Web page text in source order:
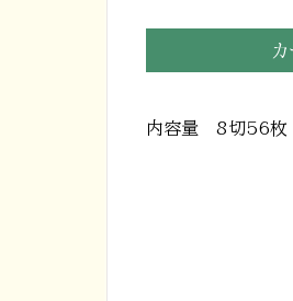
内容量 8切56枚